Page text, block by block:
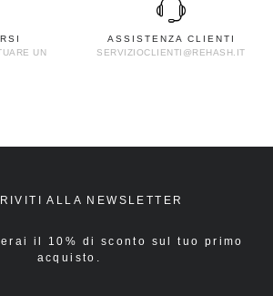
UN
ASSISTENZA CLIENTI
SERVIZIOCLIENTI@REHASH.IT
ALLA NEWSLETTER
il 10% di sconto sul tuo primo
acquisto.